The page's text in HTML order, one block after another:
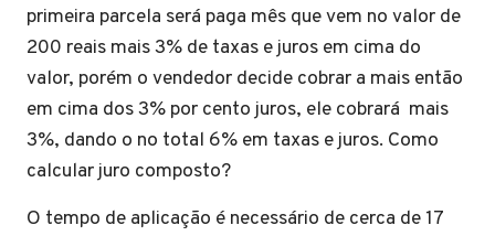
primeira parcela será paga mês que vem no valor de
200 reais mais 3% de taxas e juros em cima do
valor, porém o vendedor decide cobrar a mais então
em cima dos 3% por cento juros, ele cobrará mais
3%, dando o no total 6% em taxas e juros. Como
calcular juro composto?
O tempo de aplicação é necessário de cerca de 17